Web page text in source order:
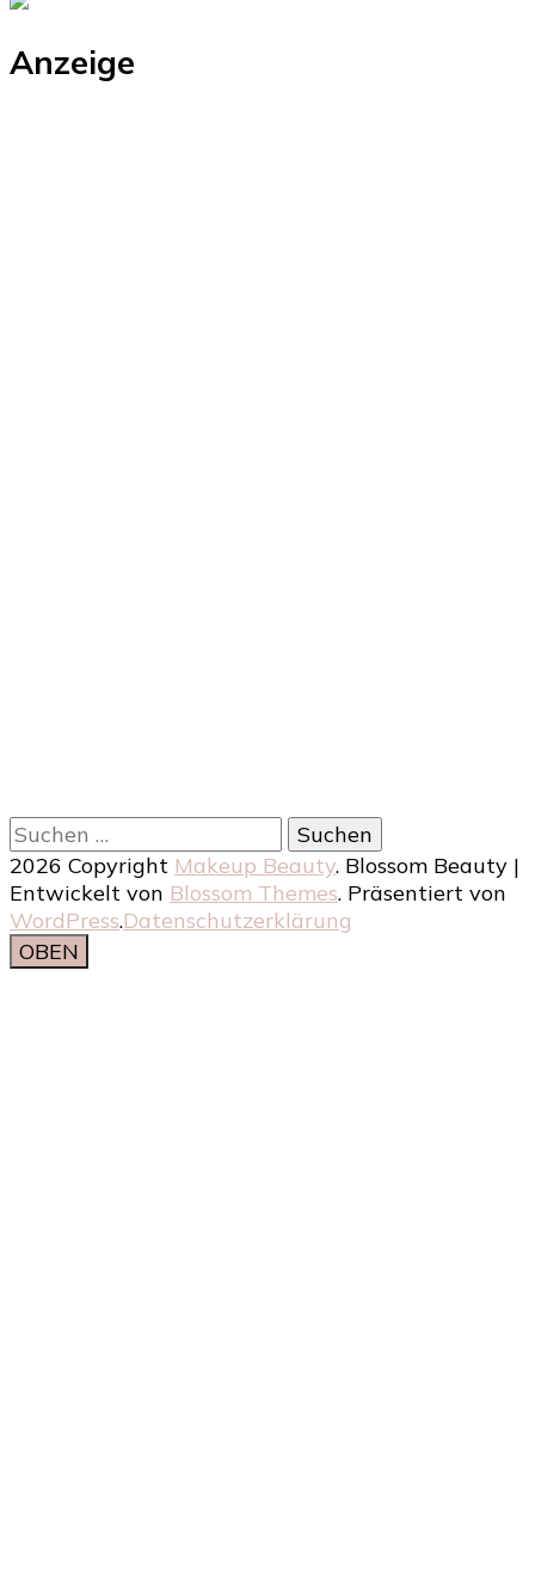
Anzeige
Suchen
nach:
2026 Copyright Makeup Beauty. Blossom Beauty |
Entwickelt von Blossom Themes. Präsentiert von
WordPress.Datenschutzerklärung
OBEN